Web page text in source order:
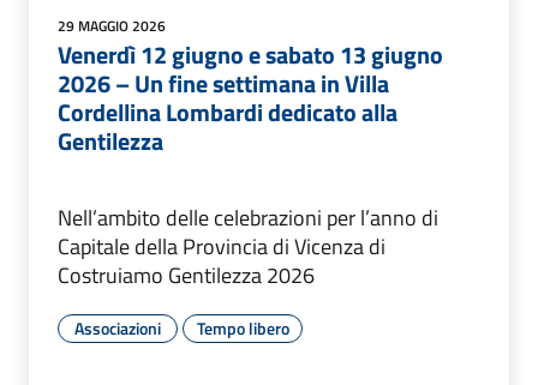
29 MAGGIO 2026
Venerdì 12 giugno e sabato 13 giugno
2026 – Un fine settimana in Villa
Cordellina Lombardi dedicato alla
Gentilezza
Nell’ambito delle celebrazioni per l’anno di
Capitale della Provincia di Vicenza di
Costruiamo Gentilezza 2026
Associazioni Tempo libero